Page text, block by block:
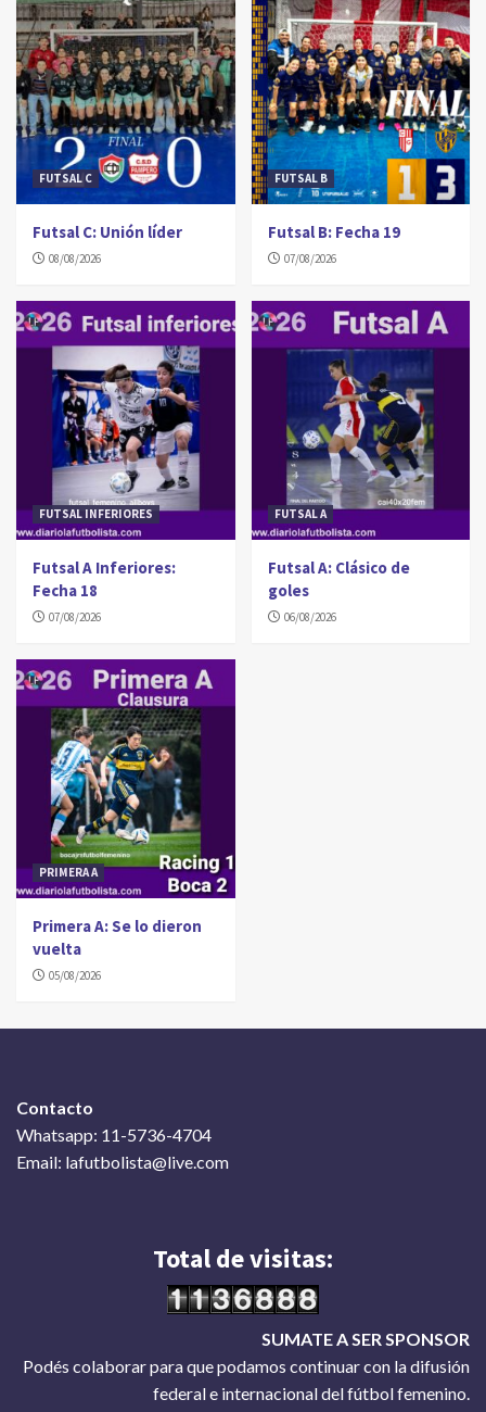
FUTSAL C
Futsal C: Unión líder
08/08/2026
FUTSAL B
Futsal B: Fecha 19
07/08/2026
FUTSAL INFERIORES
Futsal A Inferiores:
Fecha 18
07/08/2026
FUTSAL A
Futsal A: Clásico de
goles
06/08/2026
PRIMERA A
Primera A: Se lo dieron
vuelta
05/08/2026
Contacto
Whatsapp: 11-5736-4704
Email: lafutbolista@live.com
Total de visitas:
SUMATE A SER SPONSOR
Podés colaborar para que podamos continuar con la difusión
federal e internacional del fútbol femenino.